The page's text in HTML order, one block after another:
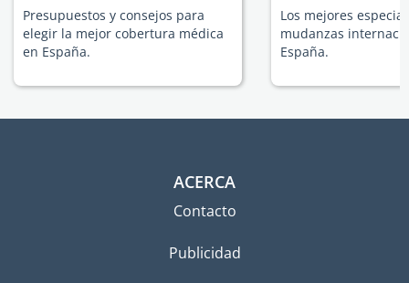
Presupuestos y consejos para
elegir la mejor cobertura médica
en España.
Los mejores
mudanzas
España.
ACERCA
Contacto
Publicidad